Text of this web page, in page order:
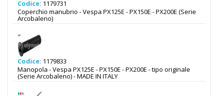
Codice: 1179731
Coperchio manubrio - Vespa PX125E - PX150E - PX200E (Serie
Arcobaleno)
Codice: 1179833
Manopola - Vespa PX125E - PX150E - PX200E - tipo originale
(Serie Arcobaleno) - MADE IN ITALY